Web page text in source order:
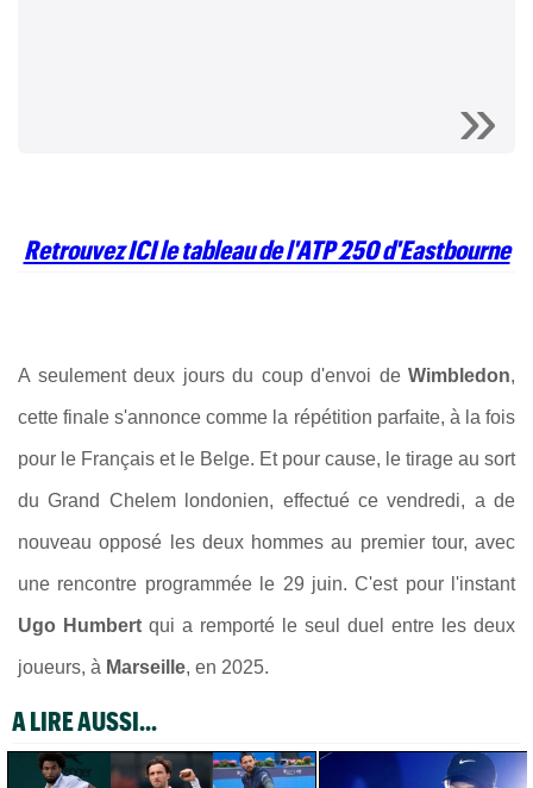
Retrouvez ICI le tableau de l'ATP 250 d'Eastbourne
A seulement deux jours du coup d'envoi de Wimbledon,
cette finale s'annonce comme la répétition parfaite, à la fois
pour le Français et le Belge. Et pour cause, le tirage au sort
du Grand Chelem londonien, effectué ce vendredi, a de
nouveau opposé les deux hommes au premier tour, avec
une rencontre programmée le 29 juin. C'est pour l'instant
Ugo Humbert qui a remporté le seul duel entre les deux
joueurs, à Marseille, en 2025.
A LIRE AUSSI...